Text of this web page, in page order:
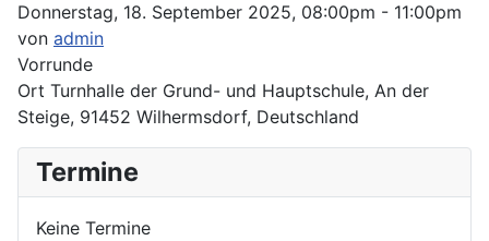
Donnerstag, 18. September 2025, 08:00pm - 11:00pm
von admin
Vorrunde
Ort Turnhalle der Grund- und Hauptschule, An der
Steige, 91452 Wilhermsdorf, Deutschland
Termine
Keine Termine